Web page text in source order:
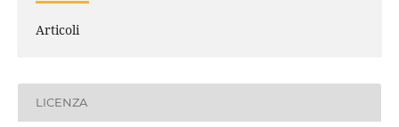
Articoli
LICENZA